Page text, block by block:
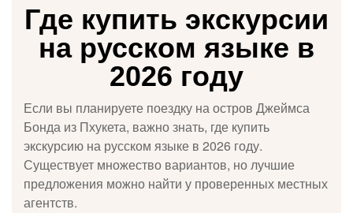
🎉 Уникальные
предложения на
экскурсии —
познайте мир
вместе с нами! 🌍
Хотите сделать свои приключения еще
более захватывающими и
незабываемыми? Мы рады предложить
вам специальные скидки на экскурсии в
самых живописных и увлекательных
Где купить экскурсии
на русском языке в
2026 году
Если вы планируете поездку на остров Джеймса
Бонда из Пхукета, важно знать, где купить
экскурсию на русском языке в 2026 году.
Существует множество вариантов, но лучшие
предложения можно найти у проверенных местных
агентств.